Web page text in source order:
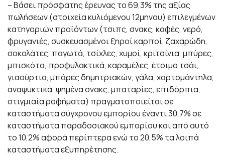
– Βάσει πρόσφατης έρευνας το 69,3% της αξίας
πωλήσεων (στοιχεία κυλιόμενου 12μηνου) επιλεγμένων
κατηγοριών προϊόντων (τσιπς, σνακς, καφές, νερό,
φρυγανιές, συσκευασμένοι ξηροί καρποί, ζαχαρώδη,
σοκολάτες, παγωτά, τσίχλες, χυμοί, κριτσίνια, μπύρες,
μπισκότα, προφυλακτικά, καραμέλες, έτοιμο τσάι,
γιαούρτια, μπάρες δημητριακών, γάλα, χαρτομάντηλα,
αναψυκτικά, ψημένα σνακς, μπαταρίες, επιδόρπια,
στιγμιαία ροφήματα) πραγματοποιείται σε
καταστήματα σύγχρονου εμπορίου έναντι 30,7% σε
καταστήματα παραδοσιακού εμπορίου και από αυτό
το 10,2% αφορά περίπτερα ενώ το 20,5% τα λοιπά
καταστήματα εξυπηρέτησης.